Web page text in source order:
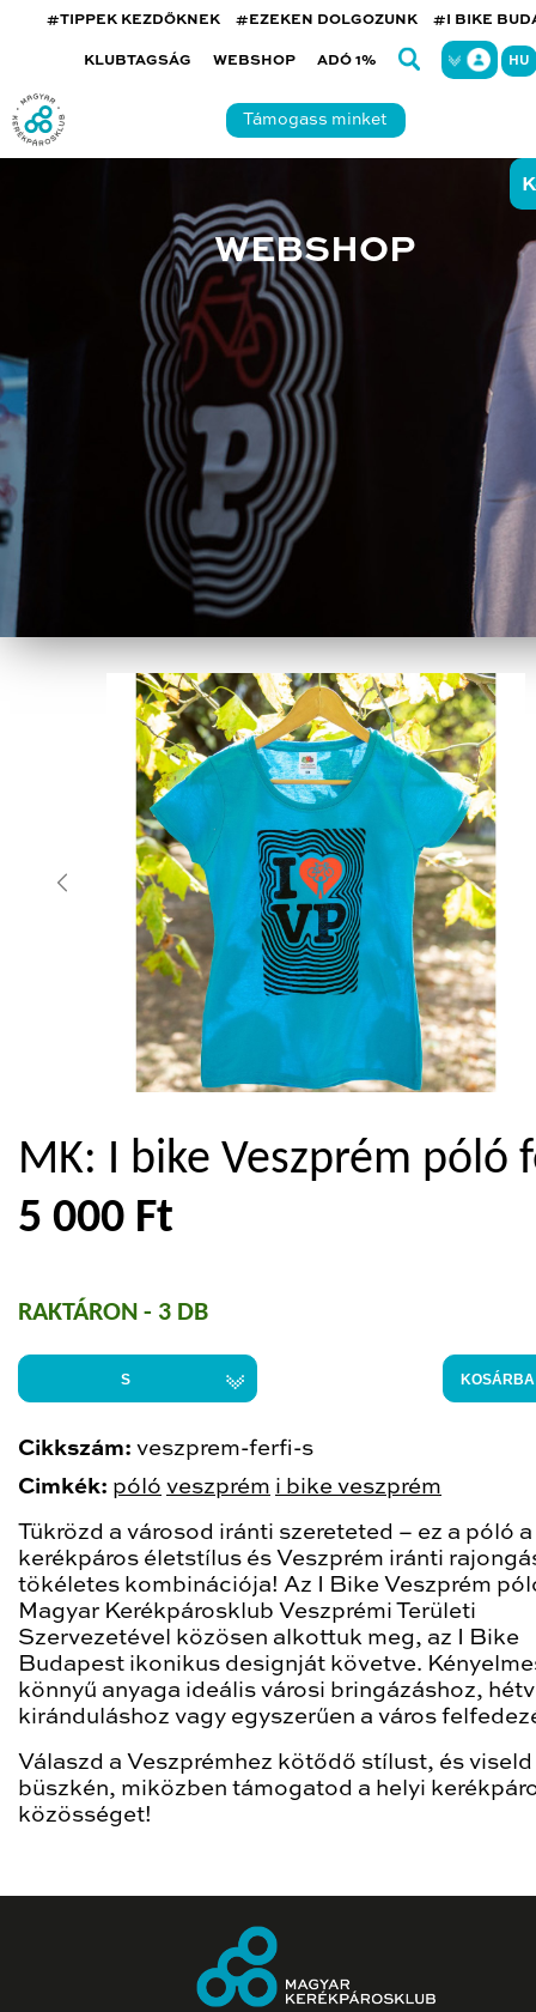
#TIPPEK KEZDŐKNEK #EZEKEN DOLGOZUNK #I BIKE
KLUBTAGSÁG WEBSHOP ADÓ 1% HU
Támogass minket
WEBSHOP
MK: I bike Veszprém póló
5 000 Ft
RAKTÁRON - 3 DB
S
Cikkszám: veszprem-ferfi-s
Cimkék: póló veszprém i bike veszprém
Tükrözd a városod iránti szereteted – ez a póló a
kerékpáros életstílus és Veszprém iránti
tökéletes kombinációja! Az I Bike Veszprém
Magyar Kerékpárosklub Veszprémi Területi
Szervezetével közösen alkottuk meg, az I Bike
Budapest ikonikus designját követve.
könnyű anyaga ideális városi bringázáshoz,
kiránduláshoz vagy egyszerűen a város
Válaszd a Veszprémhez kötődő stílust, és viseld
büszkén, miközben támogatod a helyi
közösséget!